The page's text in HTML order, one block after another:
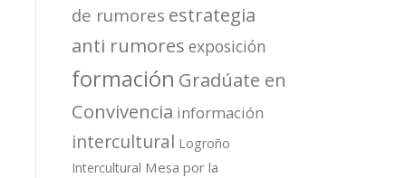
de rumores estrategia
anti rumores exposición
formación Gradúate en
Convivencia información
intercultural Logroño
Intercultural Mesa por la